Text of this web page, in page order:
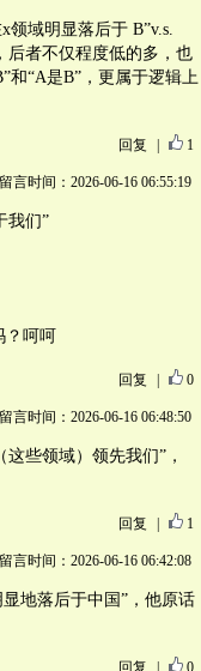
领域明显落后于 B”v.s.
后者不仅程度低的多，也
和“A是B”，更属于逻辑上
回复 1
留言时间：2026-06-16 06:55:19
我们”
呵呵
回复 0
留言时间：2026-06-16 06:48:50
些领域）领先我们”，
回复 1
留言时间：2026-06-16 06:42:08
地落后于中国”，他原话
回复 0